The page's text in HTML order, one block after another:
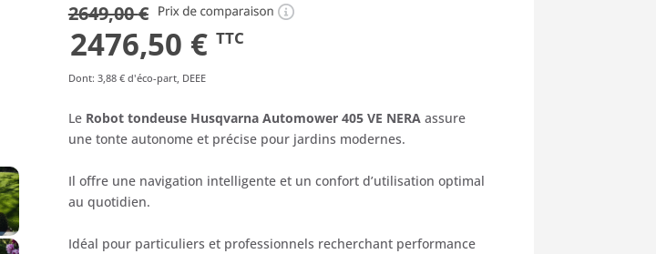
2649,00€
Le
prix
initial
2649,00 €.
2476,50 €Le
actuel
est :
2476,50 €.
TTC
Dont: 3,88 € d'éco-part, DEEE
Le Robot tondeuse Husqvarna Automower 405 VE NERAassure
une tonte autonome et précise pour jardins modernes.
Il offre une navigation intelligente et un confort d’utilisation optimal
au quotidien.
Idéal pour particuliers et professionnels recherchant performance